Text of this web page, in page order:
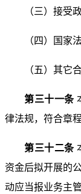
（三）接受
（四）国家
（五）其它
第三十一条
律法规，符合章
第三十二条
资金后拟开展的
动应当报业务主